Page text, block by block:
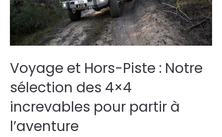
Voyage et Hors-Piste : Notre
sélection des 4×4
increvables pour partir à
l’aventure